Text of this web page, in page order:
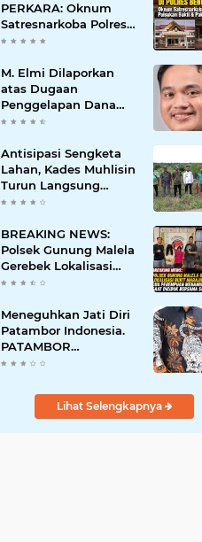
PERKARA: Oknum
Satresnarkoba Polres
Bengkalis Diduga
Hingga Paksa Warga
Hadir di TKP
M. Elmi Dilaporkan
atas Dugaan
Penggelapan Dana
Pensiunan Guru dan
Pastikan Proses
Hukum Berjalan
Antisipasi Sengketa
Lahan, Kades Muhlisin
Turun Langsung
Tinjau Batas Wilayah
Diserobot PT Jatim
Jaya Perkasa
BREAKING NEWS:
Polsek Gunung Malela
Gerebek Lokalisasi
Bukit Maraja, Dua
Saat Diciduk Bersama
Sabu
Meneguhkan Jati Diri
Patambor Indonesia.
PATAMBOR
INDONESIA Akan
Jakarta.
Lihat Selengkapnya